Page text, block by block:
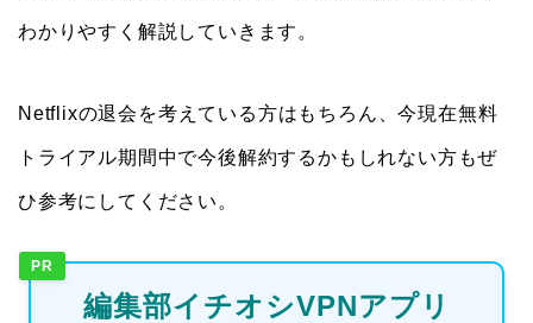
わかりやすく解説していきます。
Netflixの退会を考えている方はもちろん、今現在無料
トライアル期間中で今後解約するかもしれない方もぜ
ひ参考にしてください。
PR
編集部イチオシVPNアプリ